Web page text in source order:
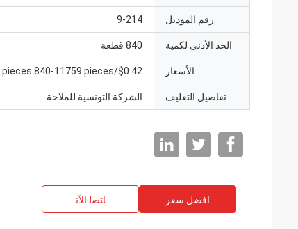
رقم الموديل 9-214
الحد الأدنى لكمية 840 قطعة
الأسعار $0.42/pieces 840-11759 pieces
تفاصيل التغليف الشركة التونسية للملاحة
افضل سعر ﺎﺘﺼﻟ ﺍﻶﻧ